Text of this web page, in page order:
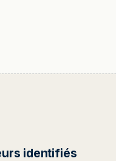
identifiés